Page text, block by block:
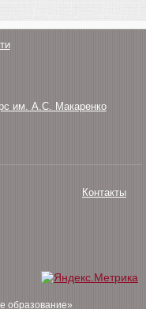
им. А.С. Макаренко
Контакты
образование»